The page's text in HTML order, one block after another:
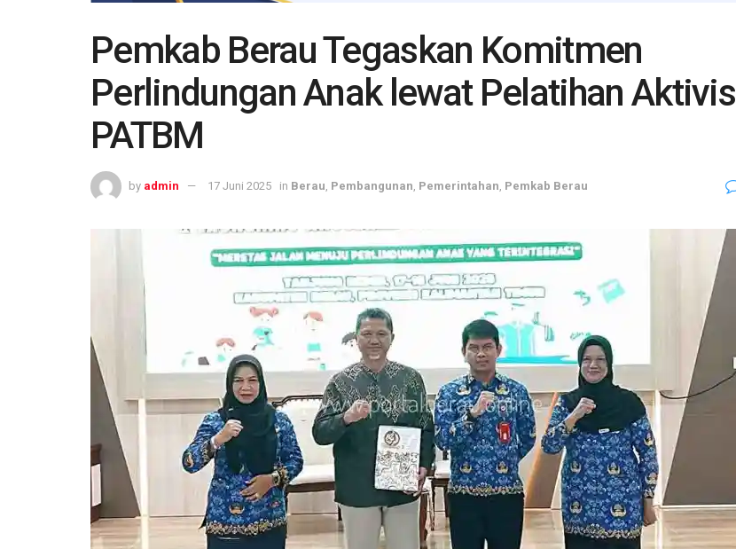
Pemkab Berau Tegaskan Komitmen
Perlindungan Anak lewat Pelatihan Aktivis
PATBM
by admin 17 Juni 2025 in Berau, Pembangunan, Pemerintahan, Pemkab Berau